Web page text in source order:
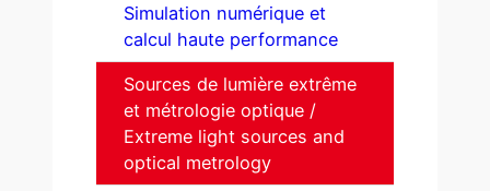
Simulation numérique et
calcul haute performance
Sources de lumière extrême
et métrologie optique /
Extreme light sources and
optical metrology